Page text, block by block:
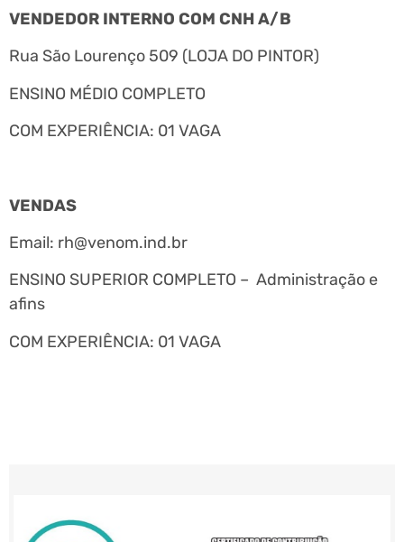
VENDEDOR INTERNO COM CNH A/B
Rua São Lourenço 509 (LOJA DO PINTOR)
ENSINO MÉDIO COMPLETO
COM EXPERIÊNCIA: 01 VAGA
VENDAS
Email: rh@venom.ind.br
ENSINO SUPERIOR COMPLETO – Administração e
afins
COM EXPERIÊNCIA: 01 VAGA